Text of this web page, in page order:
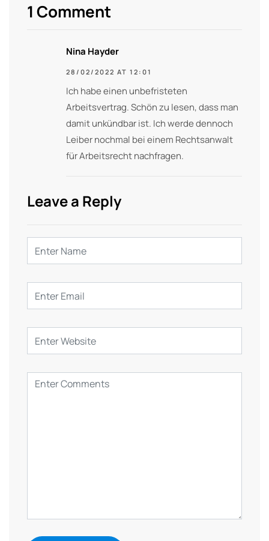
1 Comment
Nina Hayder
28/02/2022 AT 12:01
Ich habe einen unbefristeten
Arbeitsvertrag. Schön zu lesen, dass man
damit unkündbar ist. Ich werde dennoch
Leiber nochmal bei einem Rechtsanwalt
für Arbeitsrecht nachfragen.
Leave a Reply